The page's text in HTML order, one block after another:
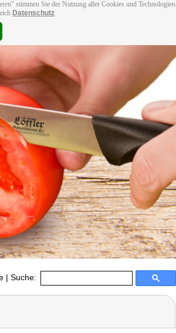
stimmen Sie der Nutzung aller Cookies und Technologien
Datenschutz
| Suche: